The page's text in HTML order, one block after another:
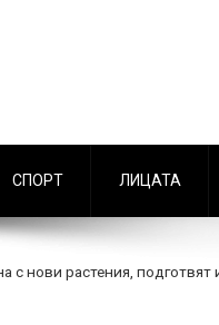
СПОРТ ЛИЦАТА
с нови растения, подготвят